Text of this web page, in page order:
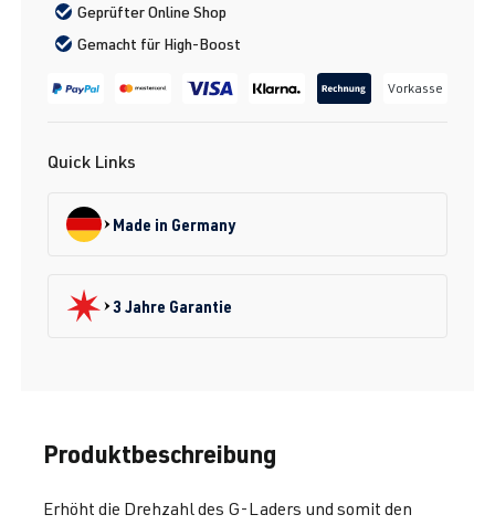
Geprüfter Online Shop
Gemacht für High-Boost
Vorkasse
Quick Links
Made in Germany
3 Jahre Garantie
Produktbeschreibung
Erhöht die Drehzahl des G-Laders und somit den